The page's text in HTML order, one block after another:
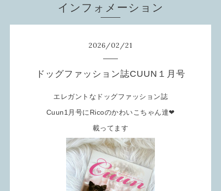
インフォメーション
2026/02/21
ドッグファッション誌CUUN１月号
エレガントなドッグファッション誌
Cuun1月号にRicoのかわいこちゃん達❤
載ってます